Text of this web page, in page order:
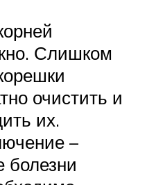
Слишком
очистить и
их.
–
болезни